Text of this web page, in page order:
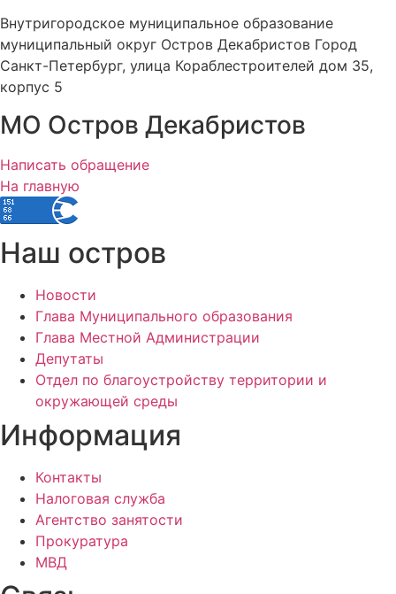
Внутригородское муниципальное образование
муниципальный округ Остров Декабристов Город
Санкт-Петербург, улица Кораблестроителей дом 35,
корпус 5
МО Остров Декабристов
Написать обращение
На главную
Наш остров
Новости
Глава Муниципального образования
Глава Местной Администрации
Депутаты
Отдел по благоустройству территории и
окружающей среды
Информация
Контакты
Налоговая служба
Агентство занятости
Прокуратура
МВД